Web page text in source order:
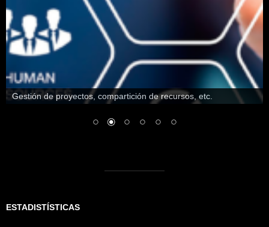
Gestión de proyectos, compartición de recursos, etc.
ESTADISTÍSTICAS